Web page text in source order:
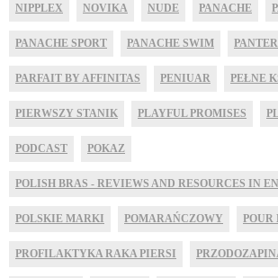
NIPPLEX NOVIKA NUDE PANACHE
PANACHE SPORT PANACHE SWIM
PARFAIT BY AFFINITAS PENIUAR PEŁNE
PIERWSZY STANIK PLAYFUL PROMISES
PODCAST POKAZ
POLISH BRAS - REVIEWS AND RESOURCES IN
POLSKIE MARKI POMARAŃCZOWY POUR
PROFILAKTYKA RAKA PIERSI